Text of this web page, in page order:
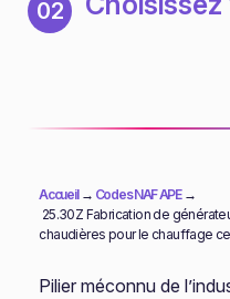
02
Accueil→ Codes NAF APE→
25.30Z Fabrication de
chaudières pour le chauffage
Pilier méconnu de